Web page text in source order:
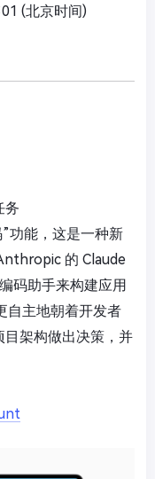
(北京时间)
务
功能，这是一种新
的 Claude
码助手来构建应用
自主地朝着开发者
架构做出决策，并